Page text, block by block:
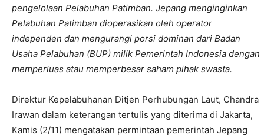
pengelolaan Pelabuhan Patimban. Jepang menginginkan
Pelabuhan Patimban dioperasikan oleh operator
independen dan mengurangi porsi dominan dari Badan
Usaha Pelabuhan (BUP) milik Pemerintah Indonesia dengan
memperluas atau memperbesar saham pihak swasta.
Direktur Kepelabuhanan Ditjen Perhubungan Laut, Chandra
Irawan dalam keterangan tertulis yang diterima di Jakarta,
Kamis (2/11) mengatakan permintaan pemerintah Jepang